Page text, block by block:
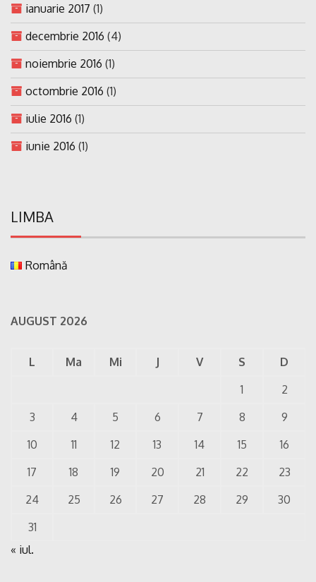
ianuarie 2017 (1)
decembrie 2016 (4)
noiembrie 2016 (1)
octombrie 2016 (1)
iulie 2016 (1)
iunie 2016 (1)
LIMBA
Română
AUGUST 2026
L Ma Mi J V S
D
1
2
3
4 5 6 7 8
9
10
11 12 13 14 15
16
17
18 19 20 21 22
23
24
25 26 27 28 29
30
31
« iul.